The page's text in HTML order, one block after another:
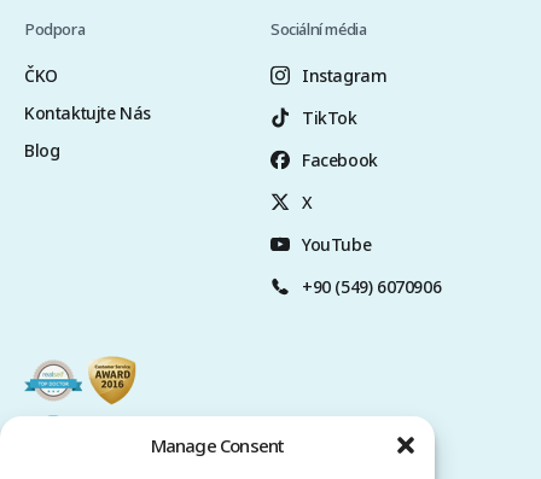
Manage Consent
Podpora
ČKO
Kontaktujte Nás
Blog
Sociální média
Instagram
TikTok
Facebook
X
YouTube
+90 (549) 6070906